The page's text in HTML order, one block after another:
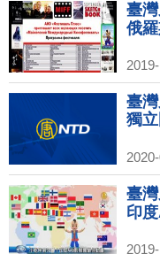
臺
俄
臺
獨
臺
印